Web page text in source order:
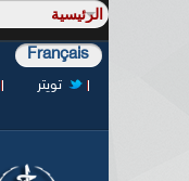
Français
تويتر